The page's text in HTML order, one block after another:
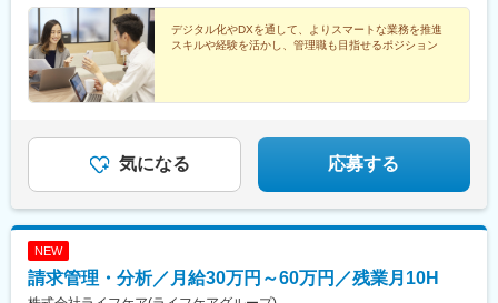
デジタル化やDXを通して、よりスマートな業務を推進
スキルや経験を活かし、管理職も目指せるポジション
気になる 応募する
NEW
請求管理・分析／月給30万円～60万円／残業月10H